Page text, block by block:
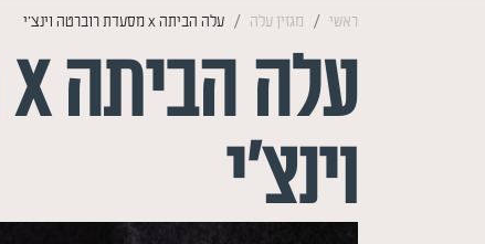
ראשי מגזין עלה עלה הביתה x מסעדת רוברטה וינצ'י
וינצ'י